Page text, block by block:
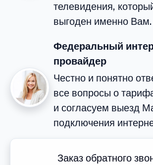
телевидения,
выгоден именно Вам.
Федеральный
провайдер
Честно и понятно
все вопросы о
и согласуем выезд
подключения
Заказ обратного